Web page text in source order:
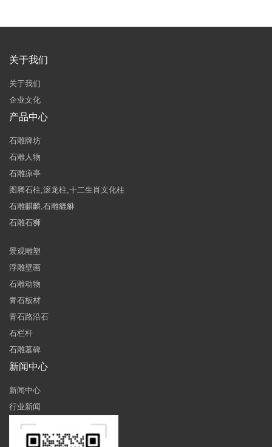
关于我们
关于我们
企业文化
产品中心
石雕牌坊
石雕人物
石雕凉亭
图腾石柱,滚龙柱,十二生肖文化柱
石雕麒麟,石雕貔貅
石雕石狮
景观雕塑
浮雕壁画
石雕动物
青石板材
青石路沿石
石栏杆
石雕墓碑
新闻中心
新闻中心
行业新闻